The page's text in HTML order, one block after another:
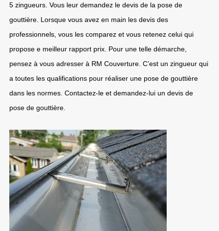
5 zingueurs. Vous leur demandez le devis de la pose de
gouttière. Lorsque vous avez en main les devis des
professionnels, vous les comparez et vous retenez celui qui
propose e meilleur rapport prix. Pour une telle démarche,
pensez à vous adresser à RM Couverture. C’est un zingueur qui
a toutes les qualifications pour réaliser une pose de gouttière
dans les normes. Contactez-le et demandez-lui un devis de
pose de gouttière.